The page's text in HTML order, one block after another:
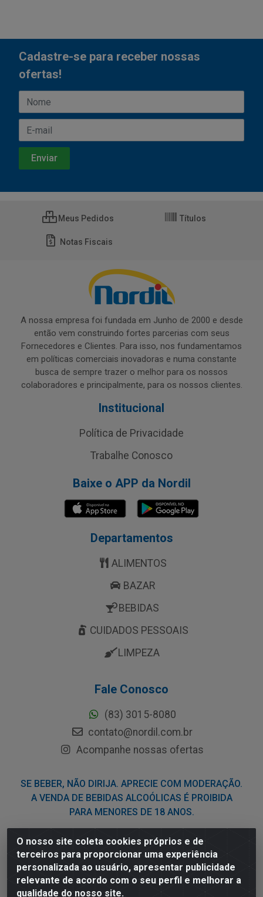
O nosso site coleta cookies próprios e de
terceiros para proporcionar uma experiência
personalizada ao usuário, apresentar publicidade
relevante de acordo com o seu perfil e melhorar a
qualidade do nosso site.
Cadastre-se para receber nossas
ofertas!
Meus Pedidos Títulos
Notas Fiscais
A nossa empresa foi fundada em Junho de 2000 e desde
então vem construindo fortes parcerias com seus
Fornecedores e Clientes. Para isso, nos fundamentamos
em políticas comerciais inovadoras e numa constante
busca de sempre trazer o melhor para os nossos
colaboradores e principalmente, para os nossos clientes.
Institucional
Política de Privacidade
Trabalhe Conosco
Baixe o APP da Nordil
Departamentos
ALIMENTOS
BAZAR
BEBIDAS
CUIDADOS PESSOAIS
LIMPEZA
Fale Conosco
(83) 3015-8080
contato@nordil.com.br
Acompanhe nossas ofertas
SE BEBER, NÃO DIRIJA. APRECIE COM MODERAÇÃO.
A VENDA DE BEBIDAS ALCOÓLICAS É PROIBIDA
PARA MENORES DE 18 ANOS.
Nordil Distribuidora - Avenida Liberdade, 2738, Bloco F -
Sesi - Bayeux/PB - CEP 58.111-400 - CNPJ
03.775.813/0001-41